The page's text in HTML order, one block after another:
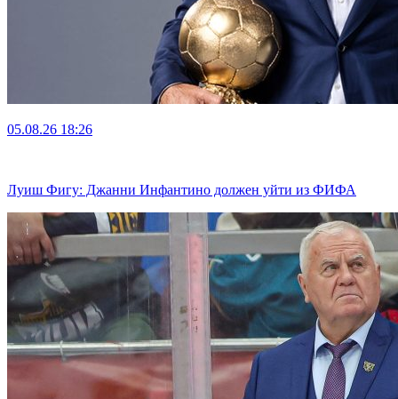
05.08.26 18:26
Луиш Фигу: Джанни Инфантино должен уйти из ФИФА